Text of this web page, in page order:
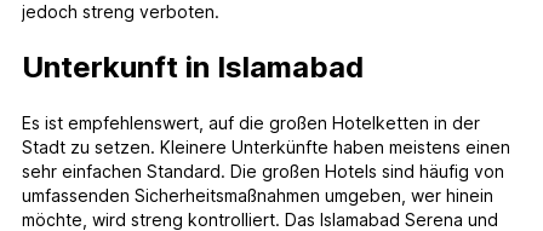
jedoch streng verboten.
Unterkunft in Islamabad
Es ist empfehlenswert, auf die großen Hotelketten in der
Stadt zu setzen. Kleinere Unterkünfte haben meistens einen
sehr einfachen Standard. Die großen Hotels sind häufig von
umfassenden Sicherheitsmaßnahmen umgeben, wer hinein
möchte, wird streng kontrolliert. Das Islamabad Serena und